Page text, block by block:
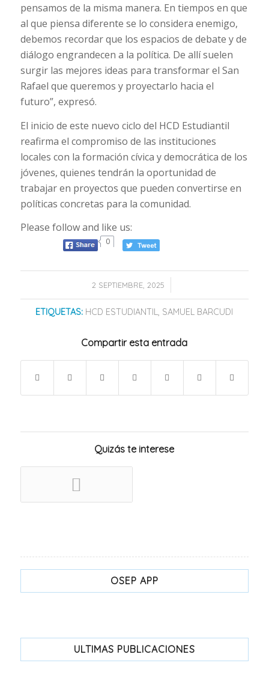
pensamos de la misma manera. En tiempos en que
al que piensa diferente se lo considera enemigo,
debemos recordar que los espacios de debate y de
diálogo engrandecen a la política. De allí suelen
surgir las mejores ideas para transformar el San
Rafael que queremos y proyectarlo hacia el
futuro”, expresó.
El inicio de este nuevo ciclo del HCD Estudiantil
reafirma el compromiso de las instituciones
locales con la formación cívica y democrática de los
jóvenes, quienes tendrán la oportunidad de
trabajar en proyectos que pueden convertirse en
políticas concretas para la comunidad.
Please follow and like us:
0
2 SEPTIEMBRE, 2025
/
ETIQUETAS: HCD ESTUDIANTIL, SAMUEL BARCUDI
Compartir esta entrada
Quizás te interese
OSEP APP
ULTIMAS PUBLICACIONES